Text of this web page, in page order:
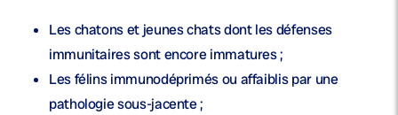
Leschatonset jeunes chats dont les défenses
immunitaires sont encore immatures ;
Les félinsimmunodéprimésou affaiblis par une
pathologie sous-jacente ;